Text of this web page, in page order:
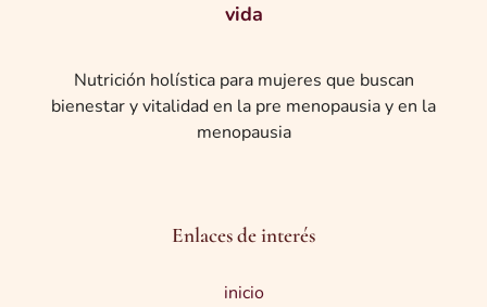
vida
Nutrición holística para mujeres que buscan
bienestar y vitalidad en la pre menopausia y en la
menopausia
Enlaces de interés
inicio